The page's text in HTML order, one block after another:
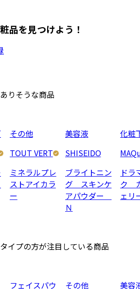
品を見つけよう！
りそうな商品
その他
TOUT VERT
ミネラルプレ
ストアイカラ
ー
美容液
SHISEIDO
ブライトニン
グ スキンケ
アパウダー
Ｎ
化粧
ドラ
ク
ェ
イプの方が注目している商品
フェイスパウ その他 美容